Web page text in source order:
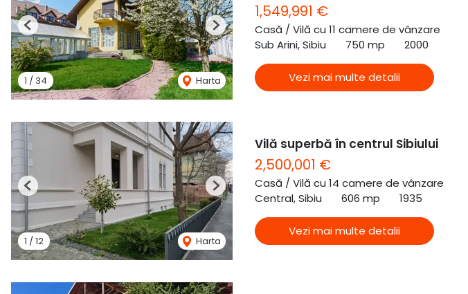
1 / 34 Harta
Previous Next
1,549,991 €
Casă / Vilă cu 11 camere de vânzare
Sub Arini, Sibiu
750 mp 2000
Vezi mai multe detalii
1 /12 Harta
Previous Next
Vilă superbă în centrul Sibiului
2,500,001 €
Casă / Vilă cu 14 camere de vânzare
Central, Sibiu
606 mp 1935
Vezi mai multe detalii